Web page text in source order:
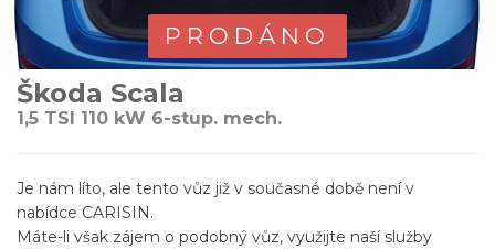
PRODÁNO
Škoda Scala
1,5 TSI 110 kW 6-stup. mech.
Je nám líto, ale tento vůz již v současné době není v
nabídce CARISIN.
Máte-li však zájem o podobný vůz, využijte naší služby